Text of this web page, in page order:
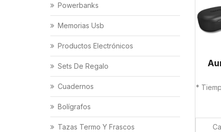
Powerbanks
Memorias Usb
Productos Electrónicos
Sets De Regalo
Cuadernos
Bolígrafos
Tazas Termo Y Frascos
*